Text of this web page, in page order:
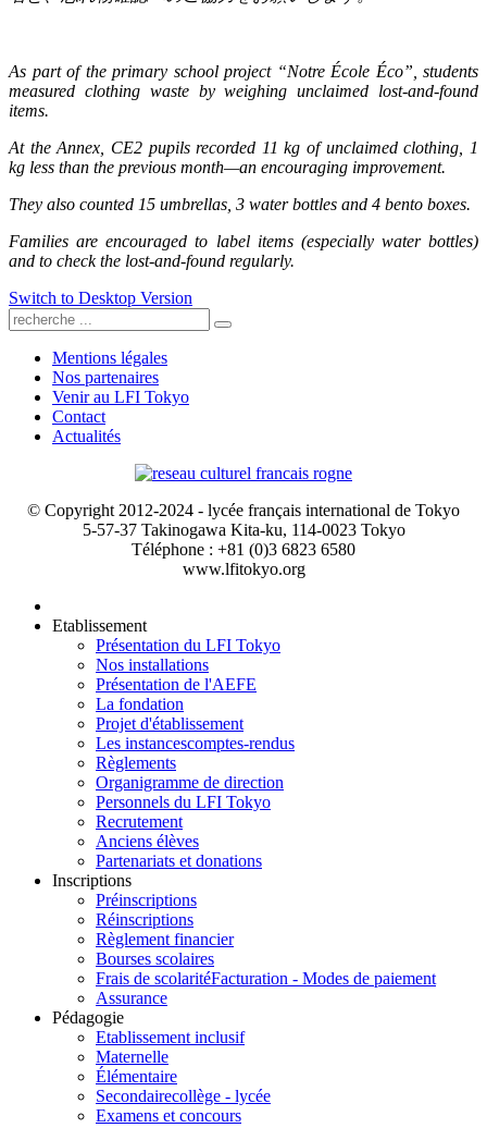
As part of the primary school project “Notre École Éco”, students
measured clothing waste by weighing unclaimed lost-and-found
items.
At the Annex, CE2 pupils recorded 11 kg of unclaimed clothing, 1
kg less than the previous month—an encouraging improvement.
They also counted 15 umbrellas, 3 water bottles and 4 bento boxes.
Families are encouraged to label items (especially water bottles)
and to check the lost-and-found regularly.
Switch to Desktop Version
Mentions légales
Nos partenaires
Venir au LFI Tokyo
Contact
Actualités
© Copyright 2012-2024 - lycée français international de Tokyo
5-57-37 Takinogawa Kita-ku, 114-0023 Tokyo
Téléphone : +81 (0)3 6823 6580
www.lfitokyo.org
Etablissement
Présentation du LFI Tokyo
Nos installations
Présentation de l'AEFE
La fondation
Projet d'établissement
Les instancescomptes-rendus
Règlements
Organigramme de direction
Personnels du LFI Tokyo
Recrutement
Anciens élèves
Partenariats et donations
Inscriptions
Préinscriptions
Réinscriptions
Règlement financier
Bourses scolaires
Frais de scolaritéFacturation - Modes de paiement
Assurance
Pédagogie
Etablissement inclusif
Maternelle
Élémentaire
Secondairecollège - lycée
Examens et concours